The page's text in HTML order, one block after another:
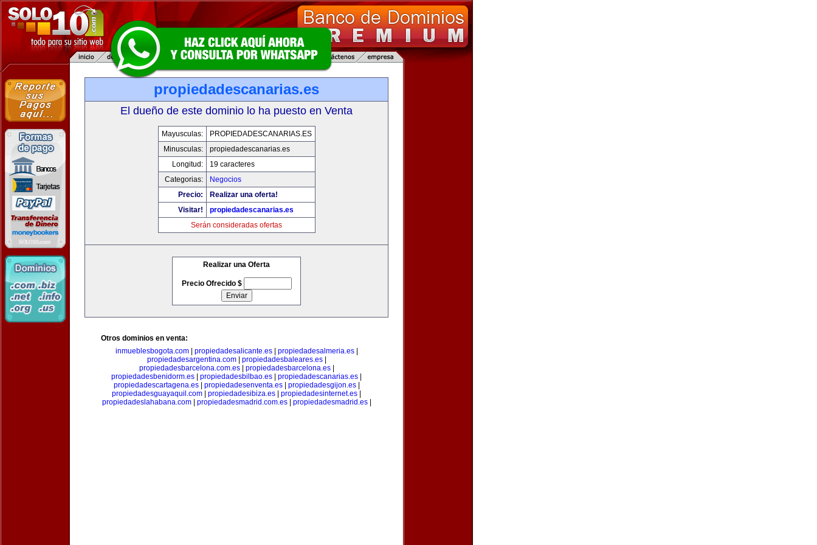
propiedadescanarias.es
El dueño de este dominio lo ha puesto en Venta
Mayusculas:
PROPIEDADESCANARIAS.ES
Minusculas:
propiedadescanarias.es
Longitud:
19 caracteres
Categorias:
Negocios
Precio:
Realizar una oferta!
Visitar!
propiedadescanarias.es
Serán consideradas ofertas
Realizar una Oferta
Precio Ofrecido $
Otros dominios en venta:
inmueblesbogota.com| propiedadesalicante.es| propiedadesalmeria.es|
propiedadesargentina.com| propiedadesbaleares.es|
propiedadesbarcelona.com.es| propiedadesbarcelona.es|
propiedadesbenidorm.es
propiedadesbilbao.es propiedadescanarias.es
propiedadescartagena.es| propiedadesenventa.es| propiedadesgijon.es|
propiedadesguayaquil.com
propiedadesibiza.es propiedadesinternet.es
propiedadeslahabana.com| propiedadesmadrid.com.es| propiedadesmadrid.es|